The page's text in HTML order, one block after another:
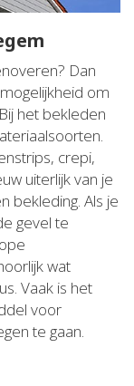
Dan
om
het bekleden
crepi,
uiterlijk van je
bekleding. Als je
gevel te
wat
Vaak is het
voor
te gaan.